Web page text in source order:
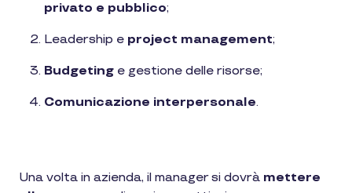
privato e pubblico;
Leadership e project management;
Budgeting e gestione delle risorse;
Comunicazione interpersonale.
Una volta in azienda, il manager si dovrà mettere